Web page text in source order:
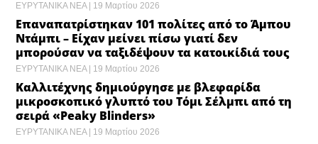
Σοφία Ζαχαράκη για τα 100 χρόνια Ακαδημίας
Αθηνών: «Η γνώση συνδέει επιστήμη,
πολιτισμό και κοινωνία» ​
ΕΥΡΥΤΑΝΙΚΑ ΝΕΑ 19 Μαρτίου 2026